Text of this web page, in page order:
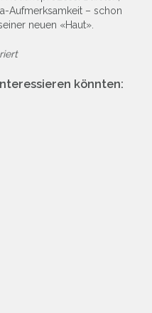
Aufmerksamkeit – schon
neuen «Haut».
könnten: